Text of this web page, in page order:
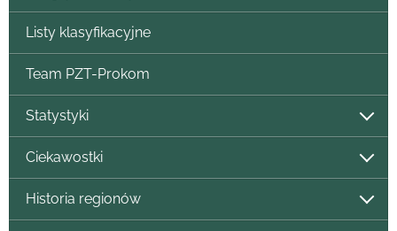
Listy klasyfikacyjne
Team PZT-Prokom
Statystyki
Ciekawostki
Historia regionów